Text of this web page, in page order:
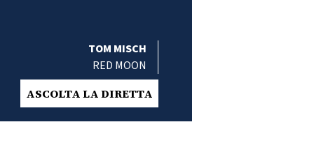
TOM MISCH
RED MOON
ASCOLTA LA DIRETTA